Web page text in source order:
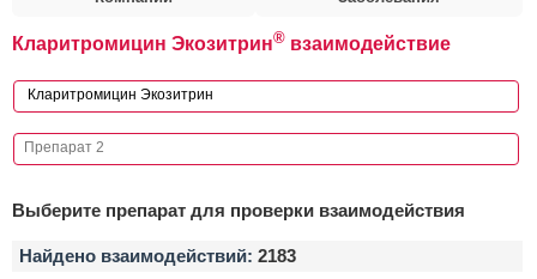
Кларитромицин Экозитрин® взаимодействие
Выберите препарат для проверки взаимодействия
Найдено взаимодействий: 2183